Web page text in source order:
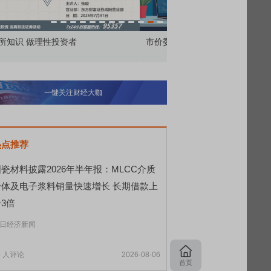
委托那么多种，究竟怎么用？
一键关注财经大咖
推荐
材料披露2026年半年报：MLCC介质
及电子浆料销量快速增长 长期借款上
倍
经济新闻
人评论 2026-08-06
首页